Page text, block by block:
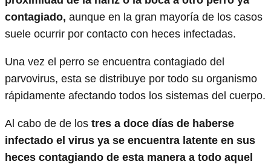
contagiado, aunque en la gran mayoría de los casos
suele ocurrir por contacto con heces infectadas.
Una vez el perro se encuentra contagiado del
parvovirus, esta se distribuye por todo su organismo
rápidamente afectando todos los sistemas del cuerpo.
Al cabo de de los tres a doce días de haberse
infectado el virus ya se encuentra latente en sus
heces contagiando de esta manera a todo aquel